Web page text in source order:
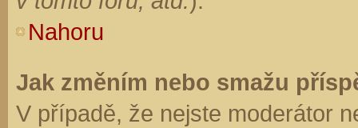
Nahoru
Jak změním nebo smažu
V případě, že nejste moderátor